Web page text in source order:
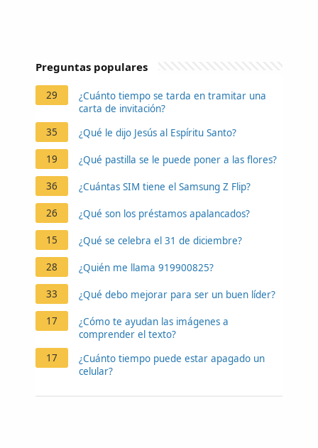
Preguntas populares
29
¿Cuánto tiempo se tarda en tramitar una
carta de invitación?
35
¿Qué le dijo Jesús al Espíritu Santo?
19 ¿Qué pastilla se le puede poner a las flores?
36 ¿Cuántas SIM tiene el Samsung Z Flip?
26 ¿Qué son los préstamos apalancados?
15 ¿Qué se celebra el 31 de diciembre?
28 ¿Quién me llama 919900825?
33 ¿Qué debo mejorar para ser un buen líder?
17
¿Cómo te ayudan las imágenes a
comprender el texto?
17
¿Cuánto tiempo puede estar apagado un
celular?